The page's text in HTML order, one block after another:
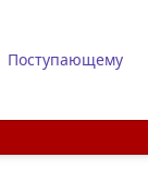
Поступающему